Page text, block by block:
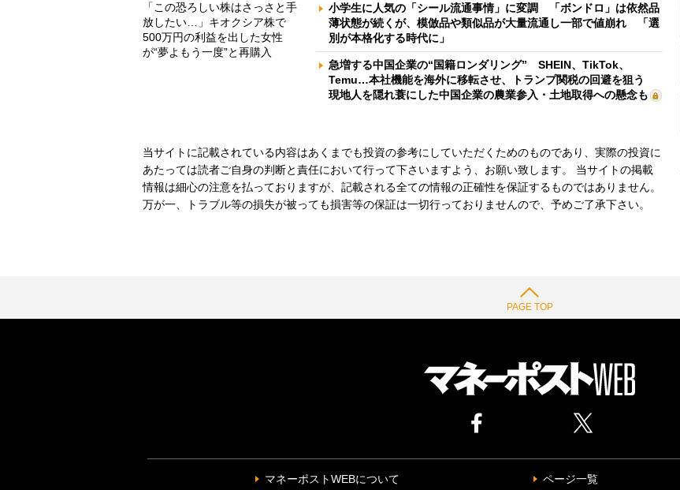
「この恐ろしい株はさっさと手
放したい…」キオクシア株で
500万円の利益を出した女性
が“夢よもう一度”と再購入
小学生に人気の「シール流通事情」に変調 「ボンドロ」は依然品
薄状態が続くが、模倣品や類似品が大量流通し一部で値崩れ 「選
別が本格化する時代に」
急増する中国企業の“国籍ロンダリング” SHEIN、TikTok、
Temu…本社機能を海外に移転させ、トランプ関税の回避を狙う
現地人を隠れ蓑にした中国企業の農業参入・土地取得への懸念も
当サイトに記載されている内容はあくまでも投資の参考にしていただくためのものであり、実際の投資に
あたっては読者ご自身の判断と責任において行って下さいますよう、お願い致します。 当サイトの掲載
情報は細心の注意を払っておりますが、記載される全ての情報の正確性を保証するものではありません。
万が一、トラブル等の損失が被っても損害等の保証は一切行っておりませんので、予めご了承下さい。
PAGE TOP
マネーポストWEBについて ページ一覧